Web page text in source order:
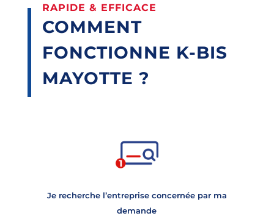
RAPIDE & EFFICACE
COMMENT
FONCTIONNE K-BIS
MAYOTTE ?
Je recherche l’entreprise concernée par ma
demande